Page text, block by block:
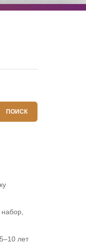
ПОИСК
лет